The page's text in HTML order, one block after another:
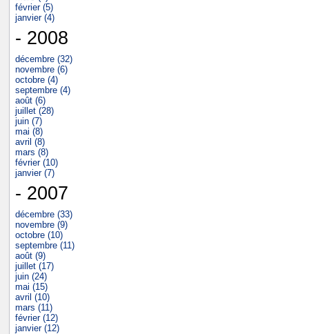
février (5)
janvier (4)
- 2008
décembre (32)
novembre (6)
octobre (4)
septembre (4)
août (6)
juillet (28)
juin (7)
mai (8)
avril (8)
mars (8)
février (10)
janvier (7)
- 2007
décembre (33)
novembre (9)
octobre (10)
septembre (11)
août (9)
juillet (17)
juin (24)
mai (15)
avril (10)
mars (11)
février (12)
janvier (12)